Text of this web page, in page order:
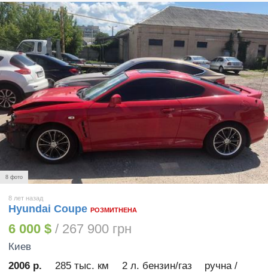
8 фото
8 лет назад
Hyundai Coupe РОЗМИТНЕНА
6 000 $ / 267 900 грн
Киев
2006 р.
285 тыс. км 2 л. бензин/газ
ручна /